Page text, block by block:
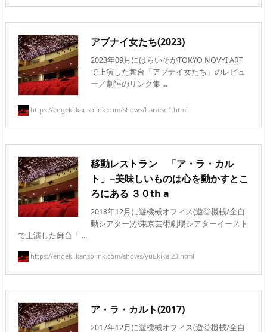
アブナイ女たち(2023)
2023年09月にはらいそがTOKYO NOVYI ART
で上演した舞台「アブナイ女たち」のレビュ
ー／劇評のリンク集 ...
https://engeki.kansolink.com/shows/haraiso1.html
移動レストラン 「ア・ラ・カル
ト」−美味しいものは心を動かすとこ
ろにある ３０th a
2018年12月に遊機械オフィス(遊◎機械/全自
動シアター)が東京芸術劇場シアターイースト
で上演した舞台「 ...
https://engeki.kansolink.com/shows/yuukikai23.html
ア・ラ・カルト(2017)
2017年12月に遊機械オフィス(遊◎機械/全自